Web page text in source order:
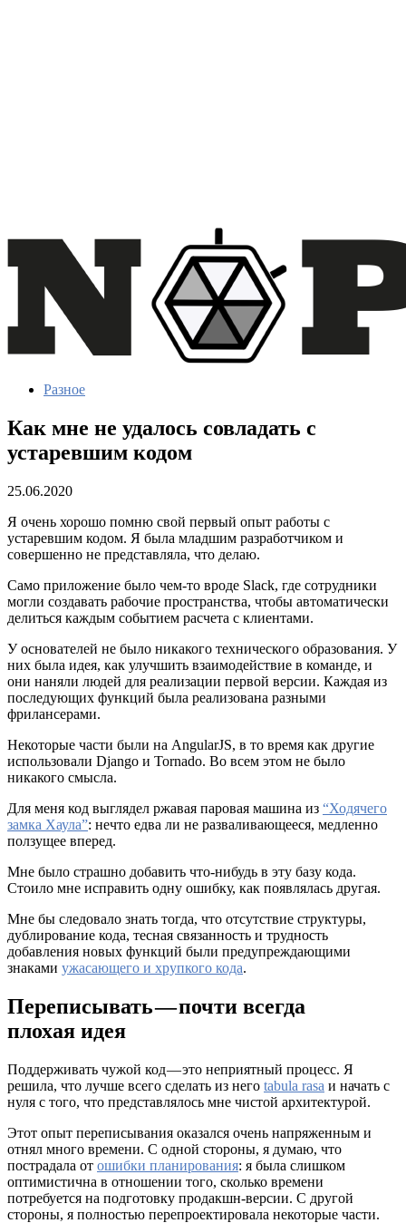
Разное
Как мне не удалось совладать с
устаревшим кодом
25.06.2020
Я очень хорошо помню свой первый опыт работы с
устаревшим кодом. Я была младшим разработчиком и
совершенно не представляла, что делаю.
Само приложение было чем-то вроде Slack, где сотрудники
могли создавать рабочие пространства, чтобы автоматически
делиться каждым событием расчета с клиентами.
У основателей не было никакого технического образования. У
них была идея, как улучшить взаимодействие в команде, и
они наняли людей для реализации первой версии. Каждая из
последующих функций была реализована разными
фрилансерами.
Некоторые части были на AngularJS, в то время как другие
использовали Django и Tornado. Во всем этом не было
никакого смысла.
Для меня код выглядел ржавая паровая машина из “Ходячего
замка Хаула”: нечто едва ли не разваливающееся, медленно
ползущее вперед.
Мне было страшно добавить что-нибудь в эту базу кода.
Стоило мне исправить одну ошибку, как появлялась другая.
Мне бы следовало знать тогда, что отсутствие структуры,
дублирование кода, тесная связанность и трудность
добавления новых функций были предупреждающими
знаками ужасающего и хрупкого кода.
Переписывать — почти всегда
плохая идея
Поддерживать чужой код — это неприятный процесс. Я
решила, что лучше всего сделать из него tabula rasa и начать с
нуля с того, что представлялось мне чистой архитектурой.
Этот опыт переписывания оказался очень напряженным и
отнял много времени. С одной стороны, я думаю, что
пострадала от ошибки планирования: я была слишком
оптимистична в отношении того, сколько времени
потребуется на подготовку продакшн-версии. С другой
стороны, я полностью перепроектировала некоторые части.